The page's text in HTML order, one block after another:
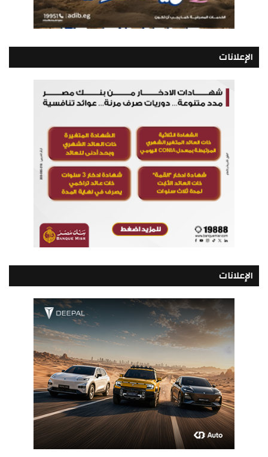
الإعلانات
الإعلانات